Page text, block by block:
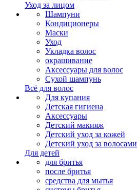
Уход за лицом
Шампуни
Кондиционеры
Маски
Уход
Укладка волос
окрашивание
Аксессуары для волос
Сухой шампунь
Всё для волос
Для купания
Детская гигиена
Аксессуары
Детский макияж
Детский уход за кожей
Детский уход за волосами
Для детей
для бритья
после бритья
средства для мытья